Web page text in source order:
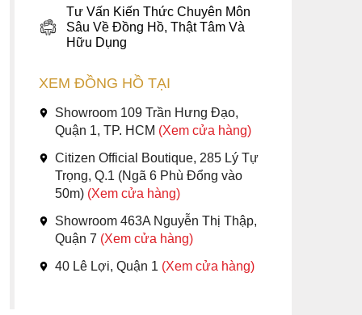
Tư Vấn Kiến Thức Chuyên Môn
Sâu Về Đồng Hồ, Thật Tâm Và
Hữu Dụng
XEM ĐỒNG HỒ TẠI
Showroom 109 Trần Hưng Đạo,
Quận 1, TP. HCM (Xem cửa hàng)
Citizen Official Boutique, 285 Lý Tự
Trọng, Q.1 (Ngã 6 Phù Đổng vào
50m) (Xem cửa hàng)
Showroom 463A Nguyễn Thị Thập,
Quận 7 (Xem cửa hàng)
40 Lê Lợi, Quận 1 (Xem cửa hàng)